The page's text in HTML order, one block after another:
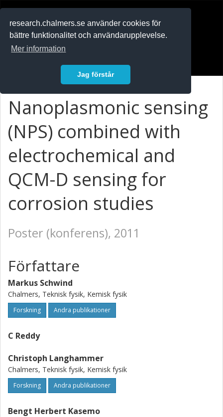
research.chalmers.se använder cookies för
bättre funktionalitet och användarupplevelse.
Mer information
Jag förstår
Nanoplasmonic sensing
(NPS) combined with
electrochemical and
QCM-D sensing for
corrosion studies
Poster (konferens), 2011
Författare
Markus Schwind
Chalmers, Teknisk fysik, Kemisk fysik
Forskning Andra publikationer
C Reddy
Christoph Langhammer
Chalmers, Teknisk fysik, Kemisk fysik
Forskning Andra publikationer
Bengt Herbert Kasemo